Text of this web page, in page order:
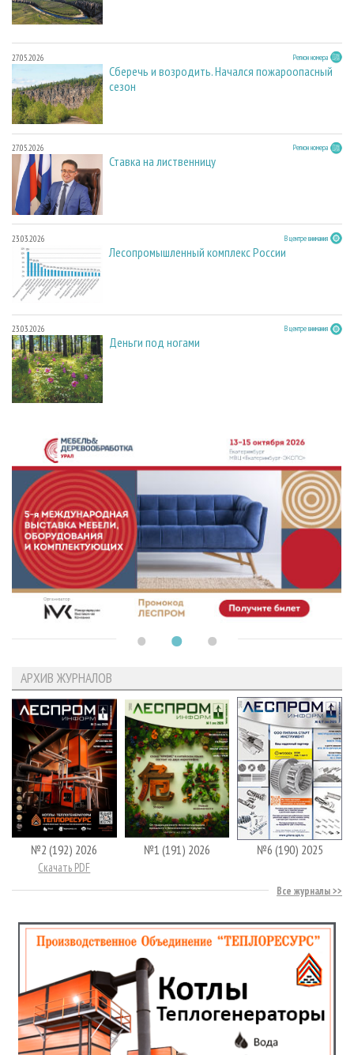
27.05.2026 Регион номера
Сберечь и возродить. Начался пожароопасный
сезон
27.05.2026 Регион номера
Ставка на лиственницу
23.03.2026 В центре внимания
Лесопромышленный комплекс России
23.03.2026 В центре внимания
Деньги под ногами
АРХИВ ЖУРНАЛОВ
№2 (192) 2026
Скачать PDF
№1 (191) 2026 №6 (190) 2025
Все журналы